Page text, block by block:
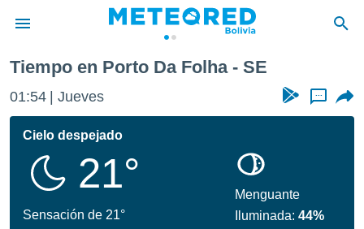
de
ha
calidad.
a este
Tiempo en Porto Da Folha - SE
01:54 Jueves ...
Cielo despejado
21°
Sensación de 21°
Menguante
Iluminada:44%